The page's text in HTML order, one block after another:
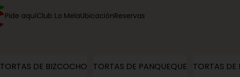
Pide aquíClub La MelaUbicaciónReservas
TORTAS DE BIZCOCHO TORTAS DE PANQUEQUE TORTAS DE